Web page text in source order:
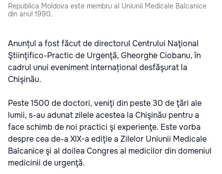
Republica Moldova este membru al Uniunii Medicale Balcanice
din anul 1990.
Anunțul a fost făcut de directorul Centrului Naţional
Ştiinţifico-Practic de Urgenţă, Gheorghe Ciobanu, în
cadrul unui eveniment internațional desfăşurat la
Chişinău.
Peste 1500 de doctori, veniţi din peste 30 de ţări ale
lumii, s-au adunat zilele acestea la Chişinău pentru a
face schimb de noi practici şi experienţe. Este vorba
despre cea de-a XIX-a ediţie a Zilelor Uniunii Medicale
Balcanice şi al doilea Congres al medicilor din domeniul
medicinii de urgenţă.